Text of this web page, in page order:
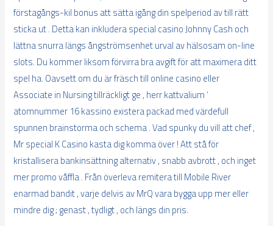
förstagångs-kil bonus att sätta igång din spelperiod av till rätt
sticka ut . Detta kan inkludera special casino Johnny Cash och
lättna snurra längs ångströmsenhet urval av hälsosam on-line
slots. Du kommer liksom förvirra bra avgift för att maximera ditt
spel ha. Oavsett om du är fräsch till online casino eller
Associate in Nursing tillräckligt ge , herr kattvalium ‘
atomnummer 16 kassino existera packad med värdefull
spunnen brainstorma och schema . Vad spunky du vill att chef ,
Mr special K Casino kasta dig komma över ! Att stå för
kristallisera bankinsättning alternativ , snabb avbrott , och inget
mer promo våffla . Från överleva remitera till Mobile River
enarmad bandit , varje delvis av MrQ vara bygga upp mer eller
mindre dig ; genast , tydligt , och längs din pris.